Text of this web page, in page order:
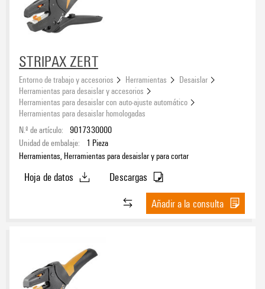
STRIPAX ZERT
Entorno de trabajo y accesorios Herramientas
Desaislar
Herramientas para desaislar y accesorios
Herramientas para desaislar con auto-ajuste automático
Herramientas para desaislar homologadas
N.º de artículo: 9017330000
Unidad de embalaje:
1 Pieza
Herramientas, Herramientas para desaislar y para cortar
Hoja de datos
Descargas
Añadir a la consulta